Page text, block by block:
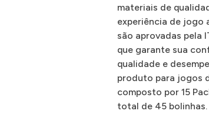
materiais de
experiência de jogo
são aprovadas pela
que garante sua
qualidade e
produto para jogos
composto por 15
total de 45 bolinhas.